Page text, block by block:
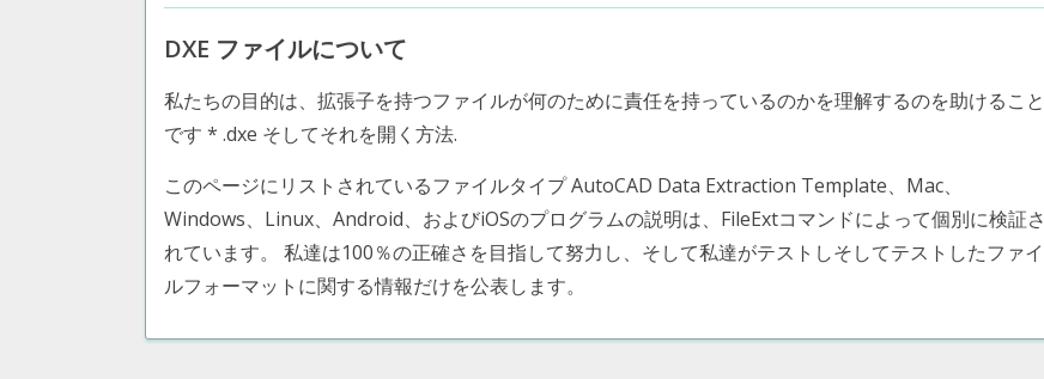
DXE ファイルについて
私たちの目的は、拡張子を持つファイルが何のために責任を持っているのかを理解するのを助けること
です * .dxe そしてそれを開く方法.
このページにリストされているファイルタイプ AutoCAD Data Extraction Template、Mac、
Windows、Linux、Android、およびiOSのプログラムの説明は、FileExtコマンドによって個別に検証さ
れています。 私達は100％の正確さを目指して努力し、そして私達がテストしそしてテストしたファイ
ルフォーマットに関する情報だけを公表します。